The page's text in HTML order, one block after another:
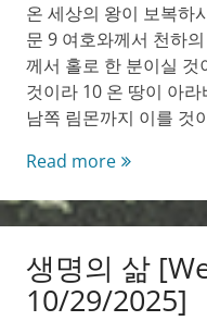
온 세상의 왕이 보복하
문 9 여호와께서 천하
께서 홀로 한 분이실 것
것이라 10 온 땅이 아
남쪽 림몬까지 이를 것
Read more생
의
[Thu.,
10/30/2025]
생명의 삶
10/29/2025]